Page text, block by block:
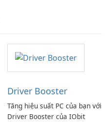
Driver Booster
Tăng hiệu suất PC của bạn với
Driver Booster của IObit